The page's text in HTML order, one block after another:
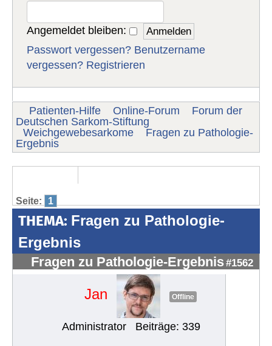
Angemeldet bleiben:
Passwort vergessen? Benutzername
vergessen? Registrieren
Patienten-Hilfe Online-Forum
Forum der
Deutschen Sarkom-Stiftung
Weichgewebesarkome
Fragen zu Pathologie-
Ergebnis
Seite: 1
THEMA: Fragen zu Pathologie-
Ergebnis
Fragen zu Pathologie-Ergebnis#1562
Jan Offline
Administrator Beiträge: 339